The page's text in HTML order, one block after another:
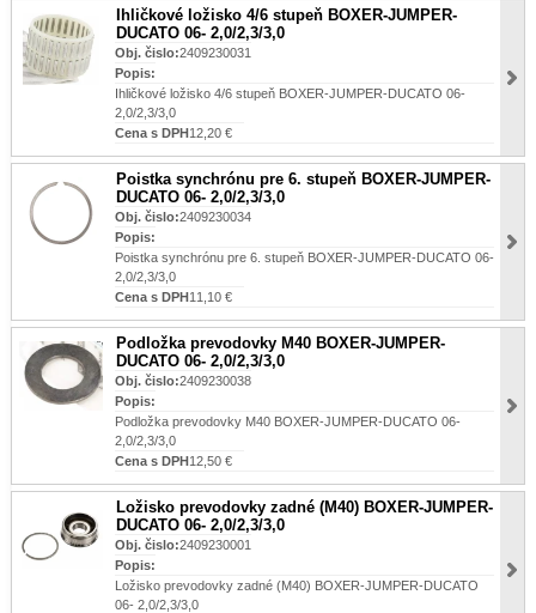
Ihličkové ložisko 4/6 stupeň BOXER-JUMPER-
DUCATO 06- 2,0/2,3/3,0
Obj. čislo:2409230031
Popis:
Ihličkové ložisko 4/6 stupeň BOXER-JUMPER-DUCATO 06-
2,0/2,3/3,0
Cena s DPH12,20 €
Poistka synchrónu pre 6. stupeň BOXER-JUMPER-
DUCATO 06- 2,0/2,3/3,0
Obj. čislo:2409230034
Popis:
Poistka synchrónu pre 6. stupeň BOXER-JUMPER-DUCATO 06-
2,0/2,3/3,0
Cena s DPH11,10 €
Podložka prevodovky M40 BOXER-JUMPER-
DUCATO 06- 2,0/2,3/3,0
Obj. čislo:2409230038
Popis:
Podložka prevodovky M40 BOXER-JUMPER-DUCATO 06-
2,0/2,3/3,0
Cena s DPH12,50 €
Ložisko prevodovky zadné (M40) BOXER-JUMPER-
DUCATO 06- 2,0/2,3/3,0
Obj. čislo:2409230001
Popis:
Ložisko prevodovky zadné (M40) BOXER-JUMPER-DUCATO
06- 2,0/2,3/3,0